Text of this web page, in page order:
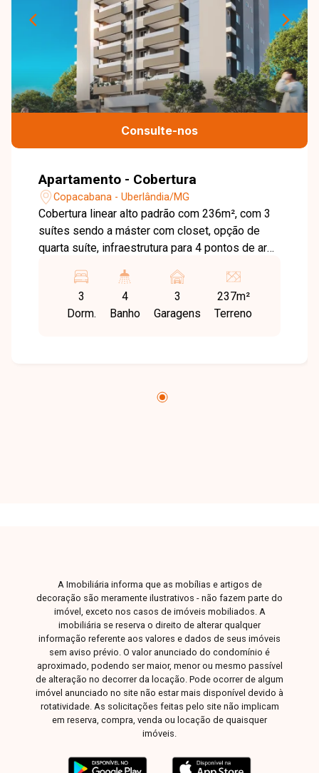
Consulte-nos
Apartamento - Cobertura
Copacabana - Uberlândia/MG
Cobertura linear alto padrão com 236m², com 3
suítes sendo a máster com closet, opção de
quarta suíte, infraestrutura para 4 pontos de ar
de serviço, acesso da cozinha para a varanda
gourmet, varanda multiuso, piscina privativa,
closet, lavabo, salão de festas, bicicletário e 3
pronta para tirar suas dúvidas e te acompanhar
3
Dorm.
4
Banho
3
Garagens
237m²
Terreno
A Imobiliária informa que as mobílias e artigos de
decoração são meramente ilustrativos - não fazem parte do
imóvel, exceto nos casos de imóveis mobiliados. A
imobiliária se reserva o direito de alterar qualquer
informação referente aos valores e dados de seus imóveis
sem aviso prévio. O valor anunciado do condomínio é
aproximado, podendo ser maior, menor ou mesmo passível
de alteração no decorrer da locação. Pode ocorrer de algum
imóvel anunciado no site não estar mais disponível devido à
rotatividade. As solicitações feitas pelo site não implicam
em reserva, compra, venda ou locação de quaisquer
imóveis.